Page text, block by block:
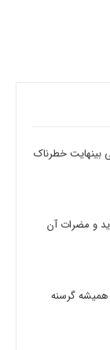
8 ماده غذایی بینهایت خطرناک
و مضرات آن
همیشه گرسنه